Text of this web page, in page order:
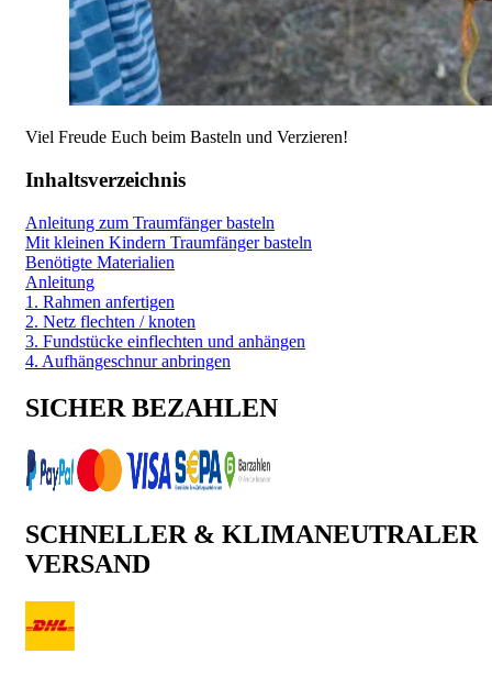
Viel Freude Euch beim Basteln und Verzieren!
Inhaltsverzeichnis
Anleitung zum Traumfänger basteln
Mit kleinen Kindern Traumfänger basteln
Benötigte Materialien
Anleitung
1. Rahmen anfertigen
2. Netz flechten / knoten
3. Fundstücke einflechten und anhängen
4. Aufhängeschnur anbringen
SICHER BEZAHLEN
SCHNELLER & KLIMANEUTRALER
VERSAND